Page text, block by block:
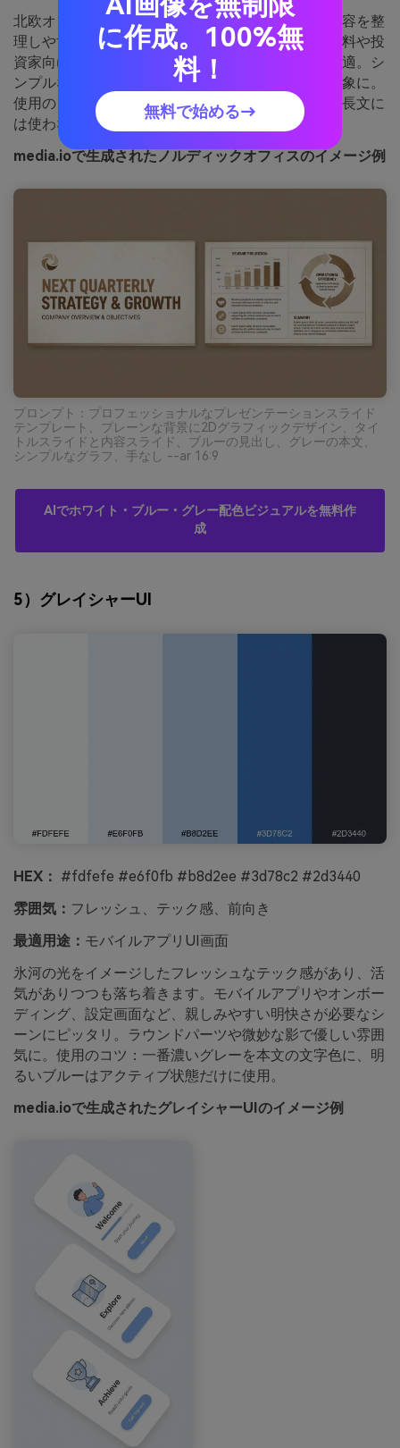
北欧オフィスのような清潔感で、ニュートラルは内容を整
理しやすく、ブルーは階層構造を支えます。社内資料や投
資家向けのアップデートなど構造が大切な用途に最適。シ
ンプルなアイコンとたっぷりの余白でシャープな印象に。
使用のコツ：ブルーは見出しや重要数値に限定し、長文に
は使わないように。
media.ioで生成されたノルディックオフィスのイメージ例
プロンプト：プロフェッショナルなプレゼンテーションスライド
テンプレート、プレーンな背景に2Dグラフィックデザイン、タイ
トルスライドと内容スライド、ブルーの見出し、グレーの本文、
シンプルなグラフ、手なし --ar 16:9
AIでホワイト・ブルー・グレー配色ビジュアルを無料作
成
5）グレイシャーUI
HEX： #fdfefe #e6f0fb #b8d2ee #3d78c2 #2d3440
雰囲気： フレッシュ、テック感、前向き
最適用途： モバイルアプリUI画面
氷河の光をイメージしたフレッシュなテック感があり、活
気がありつつも落ち着きます。モバイルアプリやオンボー
ディング、設定画面など、親しみやすい明快さが必要なシ
ーンにピッタリ。ラウンドパーツや微妙な影で優しい雰囲
気に。使用のコツ：一番濃いグレーを本文の文字色に、明
るいブルーはアクティブ状態だけに使用。
media.ioで生成されたグレイシャーUIのイメージ例
に作成。100%無
料！
無料で始める→